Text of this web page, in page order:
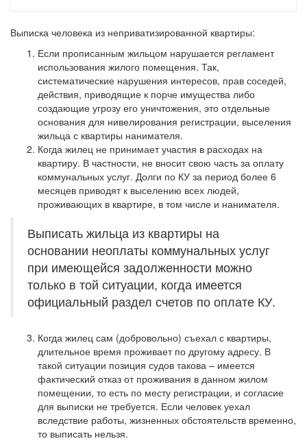
Выписка человека из неприватизированной квартиры:
Если прописанным жильцом нарушается регламент
использования жилого помещения. Так,
систематические нарушения интересов, прав соседей,
действия, приводящие к порче имущества либо
создающие угрозу его уничтожения, это отдельные
основания для нивелирования регистрации, выселения
жильца с квартиры нанимателя.
Когда жилец не принимает участия в расходах на
квартиру. В частности, не вносит свою часть за оплату
коммунальных услуг. Долги по КУ за период более 6
месяцев приводят к выселению всех людей,
проживающих в квартире, в том числе и нанимателя.
Выписать жильца из квартиры на
основании неоплаты коммунальных услуг
при имеющейся задолженности можно
только в той ситуации, когда имеется
официальный раздел счетов по оплате КУ.
Когда жилец сам (добровольно) съехал с квартиры,
длительное время проживает по другому адресу. В
такой ситуации позиция судов такова – имеется
фактический отказ от проживания в данном жилом
помещении, то есть по месту регистрации, и согласие
для выписки не требуется. Если человек уехал
вследствие работы, жизненных обстоятельств временно,
то выписать нельзя.